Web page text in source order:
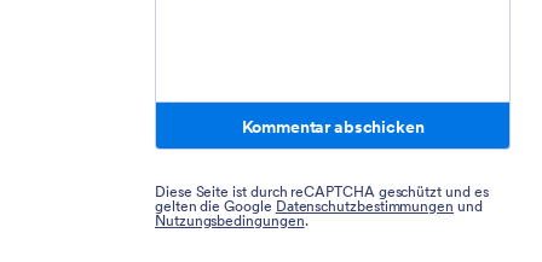
Kommentar abschicken
Diese Seite ist durch reCAPTCHA geschützt und es
gelten die Google Datenschutzbestimmungen und
Nutzungsbedingungen.